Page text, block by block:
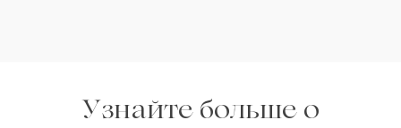
Узнайте больше о